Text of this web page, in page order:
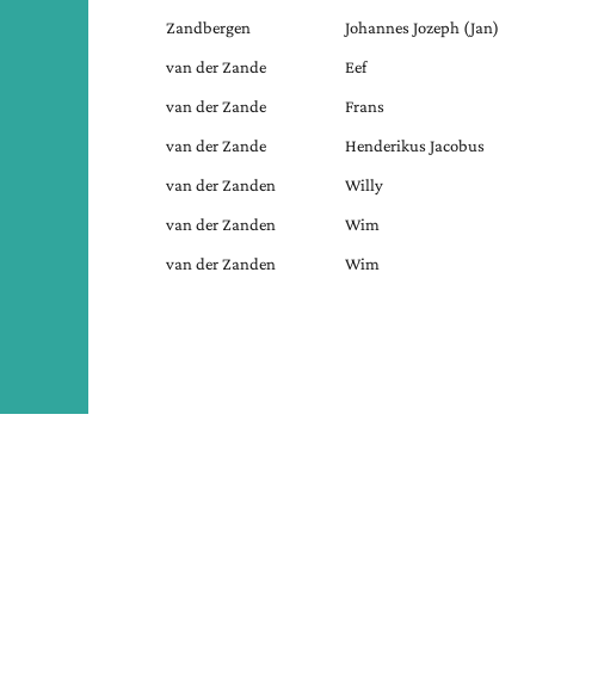
Zandbergen Johannes Jozeph (Jan)
van der Zande Eef
van der Zande Frans
van der Zande Henderikus Jacobus
van der Zanden Willy
van der Zanden Wim
van der Zanden Wim